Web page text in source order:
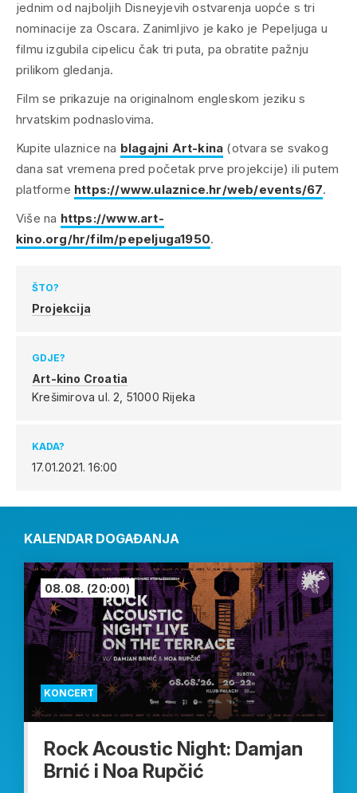
jednim od najboljih Disneyjevih ostvarenja uopće s tri
nominacije za Oscara. Zanimljivo je kako je Pepeljuga u
filmu izgubila cipelicu čak tri puta, pa obratite pažnju
prilikom gledanja.
Film se prikazuje na originalnom engleskom jeziku s
hrvatskim podnaslovima.
Kupite ulaznice na blagajni Art-kina (otvara se svakog
dana sat vremena pred početak prve projekcije) ili putem
platforme https://www.ulaznice.hr/web/events/67.
Više na https://www.art-
kino.org/hr/film/pepeljuga1950.
ŠTO?
Projekcija
GDJE?
Art-kino Croatia
Krešimirova ul. 2, 51000 Rijeka
KADA?
17.01.2021.16:00
KALENDAR DOGAĐANJA
KONCERT
08.08. (20:00)
Rock Acoustic Night: Damjan
Brnić i Noa Rupčić